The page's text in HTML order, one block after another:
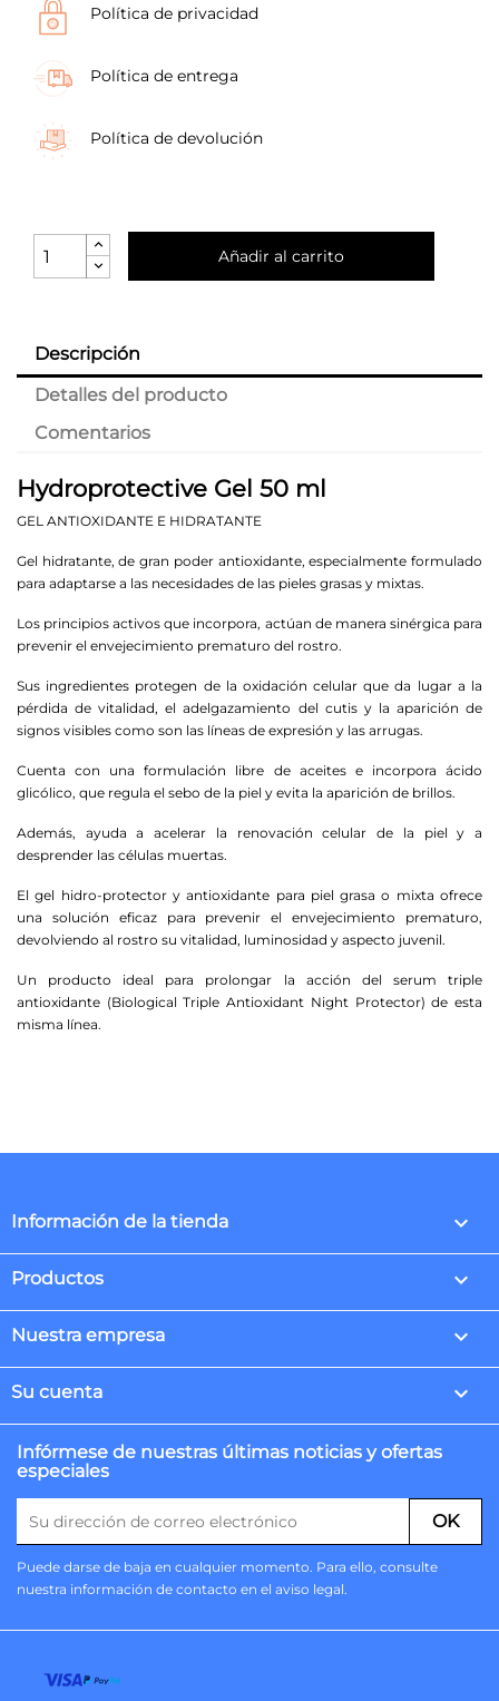
Política de privacidad
Política de entrega
Política de devolución
Añadir al carrito
Descripción
Detalles del producto
Comentarios
Hydroprotective Gel 50 ml
GEL ANTIOXIDANTE E HIDRATANTE
Gel hidratante, de gran poder antioxidante, especialmente formulado
para adaptarse a las necesidades de las pieles grasas y mixtas.
Los principios activos que incorpora, actúan de manera sinérgica para
prevenir el envejecimiento prematuro del rostro.
Sus ingredientes protegen de la oxidación celular que da lugar a la
pérdida de vitalidad, el adelgazamiento del cutis y la aparición de
signos visibles como son las líneas de expresión y las arrugas.
Cuenta con una formulación libre de aceites e incorpora ácido
glicólico, que regula el sebo de la piel y evita la aparición de brillos.
Además, ayuda a acelerar la renovación celular de la piel y a
desprender las células muertas.
El gel hidro-protector y antioxidante para piel grasa o mixta ofrece
una solución eficaz para prevenir el envejecimiento prematuro,
devolviendo al rostro su vitalidad, luminosidad y aspecto juvenil.
Un producto ideal para prolongar la acción del serum triple
antioxidante (Biological Triple Antioxidant Night Protector) de esta
misma línea.
Información de la tienda keyboard_arrow_down
Productos 
Nuestra empresa 
Su cuenta 
Infórmese de nuestras últimas noticias y ofertas
especiales
Puede darse de baja en cualquier momento. Para ello, consulte
nuestra información de contacto en el aviso legal.